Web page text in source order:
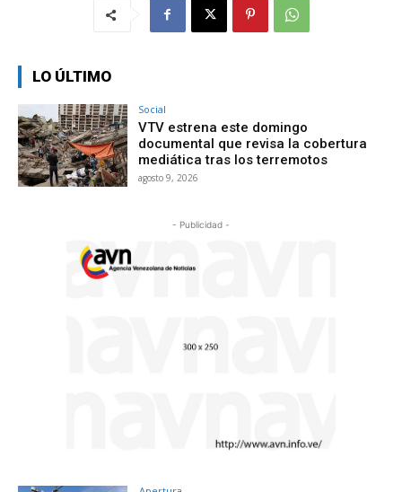
LO ÚLTIMO
Social
VTV estrena este domingo
documental que revisa la cobertura
mediática tras los terremotos
agosto 9, 2026
- Publicidad -